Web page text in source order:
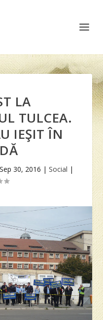
LA
TULCEA.
IEŞIT ÎN
Sep 30, 2016 | Social |